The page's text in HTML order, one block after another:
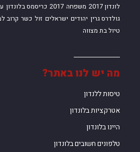
מה יש לנו באתר?
טיסות ללנדון
אטרקציות בלונדון
היינו בלונדון
טלפונים חשובים בלונדון
לונדון 2017
משפחה 2017 כריסמס בלונדון
גולדרס גרין יהודים ישראלים זול כשר קרוב
טיול בת מצווה